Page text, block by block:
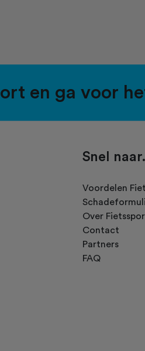
en ga voor
Snel
Voordelen
Over
Contact
Partners
FAQ